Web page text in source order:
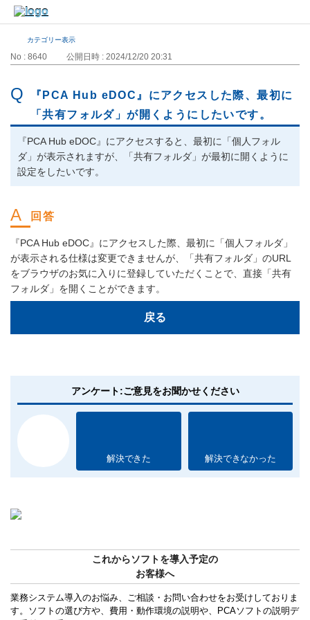
カテゴリー表示
No : 8640 公開日時 : 2024/12/20 20:31
『PCA Hub eDOC』にアクセスした際、最初に
「共有フォルダ」が開くようにしたいです。
『PCA Hub eDOC』にアクセスすると、最初に「個人フォル
ダ」が表示されますが、「共有フォルダ」が最初に開くように
設定をしたいです。
『PCA Hub eDOC』にアクセスした際、最初に「個人フォルダ」
が表示される仕様は変更できませんが、「共有フォルダ」のURL
をブラウザのお気に入りに登録していただくことで、直接「共有
フォルダ」を開くことができます。
戻る
アンケート:ご意見をお聞かせください
解決できた 解決できなかった
これからソフトを導入予定の
お客様へ
業務システム導入のお悩み、ご相談・お問い合わせをお受けしておりま
す。ソフトの選び方や、費用・動作環境の説明や、PCAソフトの説明デ